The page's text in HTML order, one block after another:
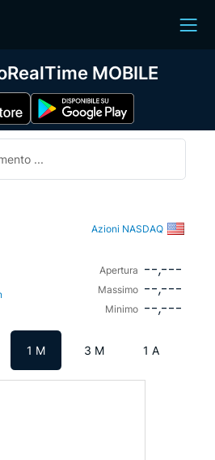
...
Azioni NASDAQ
Apertura --,---
Massimo --,---
Minimo --,---
1 M 3 M 1 A
MOBILE